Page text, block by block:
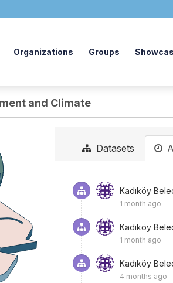
Organizations Groups
and Climate
Datasets
Kadıköy
1 month ago
Kadıköy
1 month ago
Kadıköy
4 months ago